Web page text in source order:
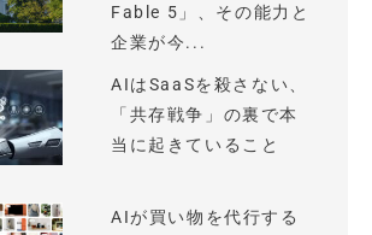
Fable 5」、その能力と
企業が今...
AIはSaaSを殺さない、
「共存戦争」の裏で本
当に起きていること
AIが買い物を代行する